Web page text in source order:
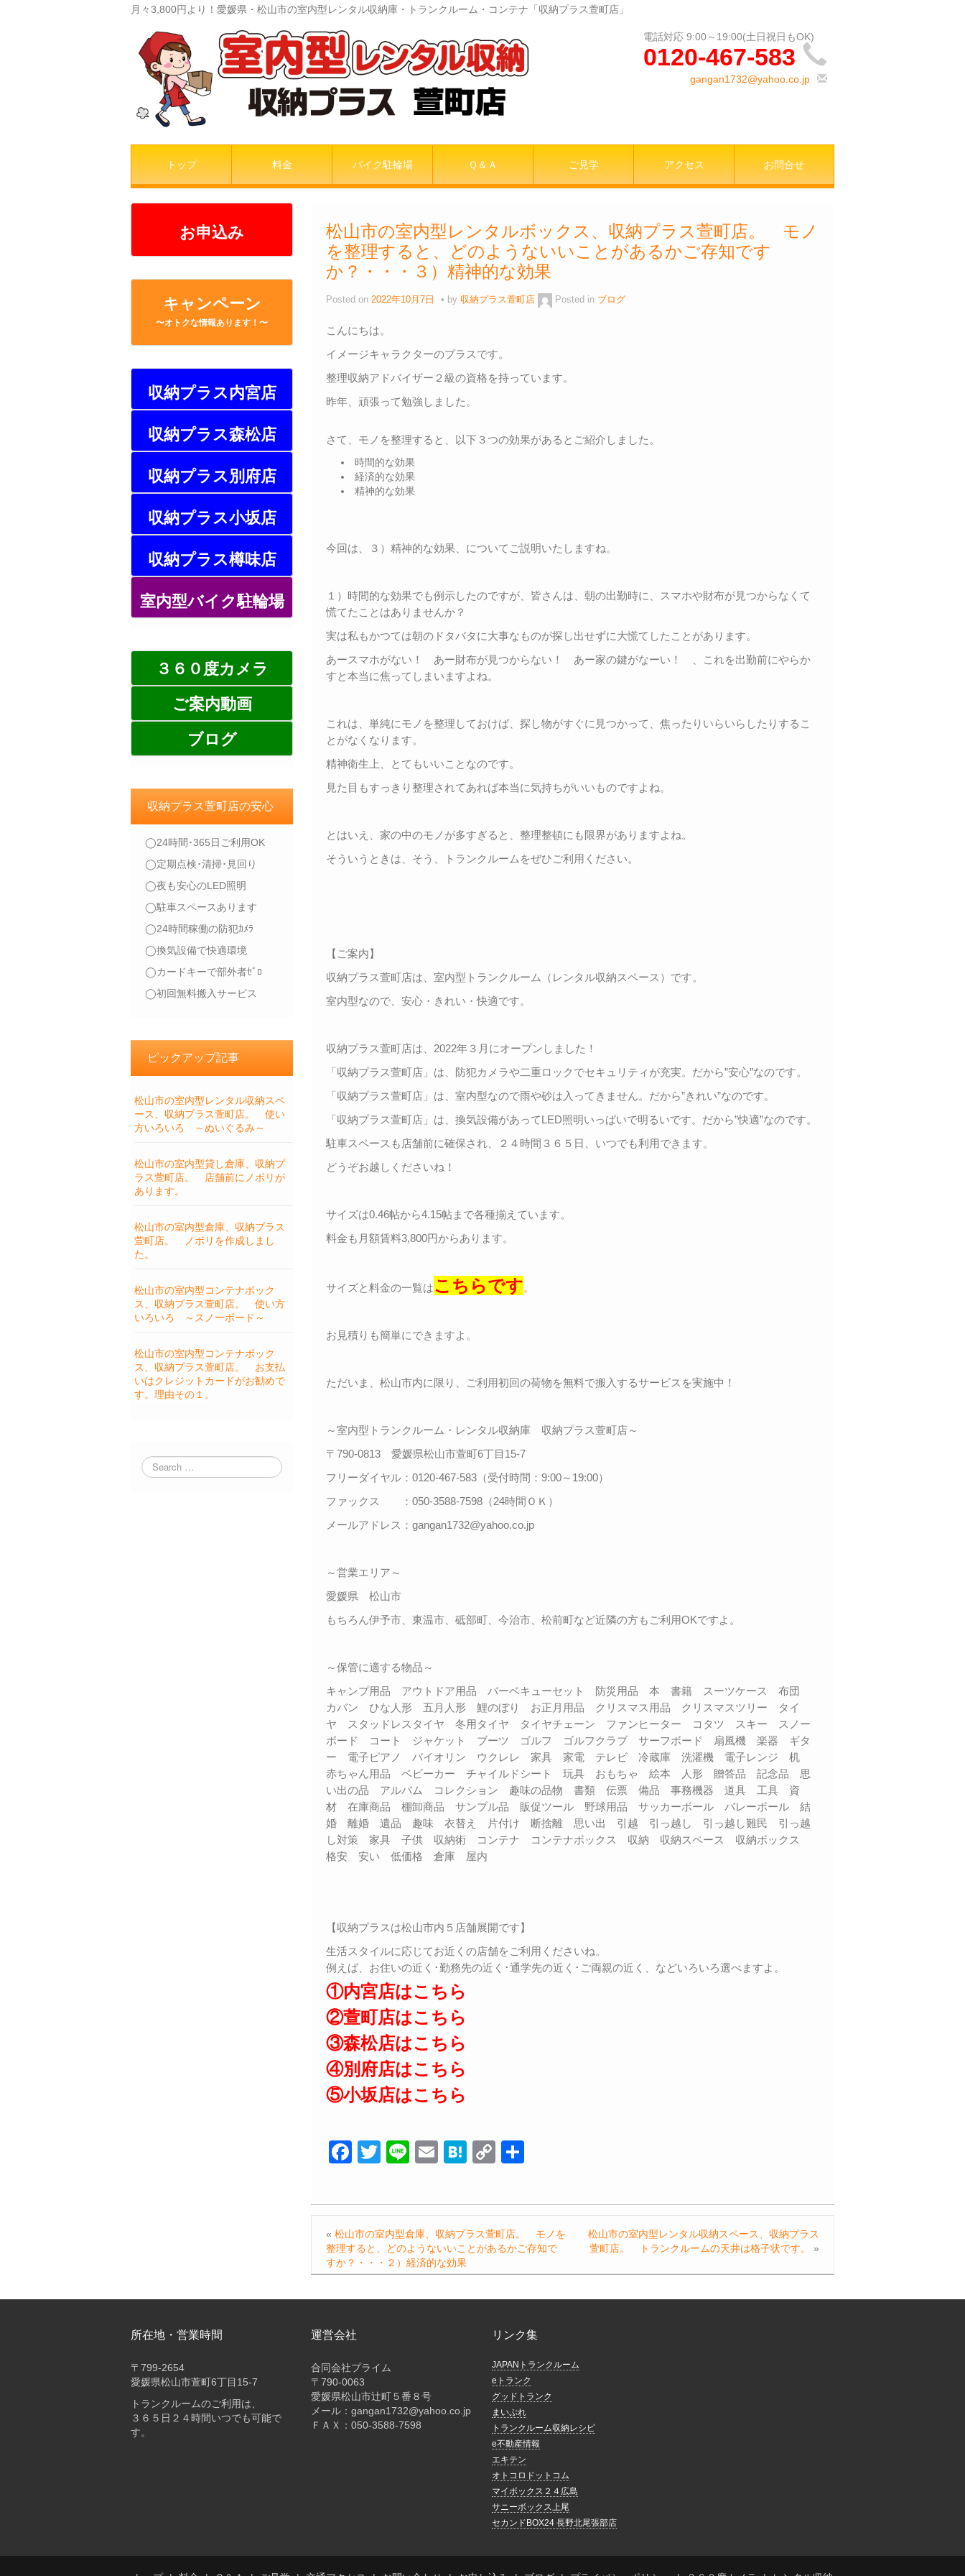
月々3,800円より！愛媛県・松山市の室内型レンタル収納庫・トランクルーム・コンテナ「収納プラス萱町店」
0120-467-583
gangan1732@yahoo.co.jp
トップ 料金 バイク駐輪場 Ｑ＆Ａ ご見学 アクセス お問合せ
お申込み
キャンペーン
〜オトクな情報あります！〜
収納プラス内宮店
収納プラス森松店
収納プラス別府店
収納プラス小坂店
収納プラス樽味店
室内型バイク駐輪場
３６０度カメラ
ご案内動画
ブログ
収納プラス萱町店の安心
◯24時間･365日ご利用OK
◯定期点検･清掃･見回り
◯夜も安心のLED照明
◯駐車スペースあります
◯24時間稼働の防犯ｶﾒﾗ
◯換気設備で快適環境
◯カードキーで部外者ｾﾞﾛ
◯初回無料搬入サービス
ピックアップ記事
松山市の室内型レンタル収納スペ
ース、収納プラス萱町店。 使い
方いろいろ ～ぬいぐるみ～
松山市の室内型貸し倉庫、収納プ
ラス萱町店。 店舗前にノボリが
あります。
松山市の室内型倉庫、収納プラス
萱町店。 ノボリを作成しまし
た。
松山市の室内型コンテナボック
ス、収納プラス萱町店。 使い方
いろいろ ～スノーボード～
松山市の室内型コンテナボック
ス、収納プラス萱町店。 お支払
いはクレジットカードがお勧めで
す。理由その１。
松山市の室内型レンタルボックス、収納プラス萱町店。 モノ
を整理すると、どのようないいことがあるかご存知です
か？・・・３）精神的な効果
Posted on2022年10月7日 by 収納プラス萱町店 Posted in ブログ
こんにちは。
イメージキャラクターのプラスです。
整理収納アドバイザー２級の資格を持っています。
昨年、頑張って勉強しました。
さて、モノを整理すると、以下３つの効果があるとご紹介しました。
時間的な効果
経済的な効果
精神的な効果
今回は、３）精神的な効果、についてご説明いたしますね。
１）時間的な効果でも例示したのですが、皆さんは、朝の出勤時に、スマホや財布が見つからなくて
慌てたことはありませんか？
実は私もかつては朝のドタバタに大事なものが探し出せずに大慌てしたことがあります。
あースマホがない！ あー財布が見つからない！ あー家の鍵がなーい！ 、これを出勤前にやらか
すと本当に焦ってしまいますよね。
これは、単純にモノを整理しておけば、探し物がすぐに見つかって、焦ったりいらいらしたりするこ
とがなくなります。
精神衛生上、とてもいいことなのです。
見た目もすっきり整理されてあれば本当に気持ちがいいものですよね。
とはいえ、家の中のモノが多すぎると、整理整頓にも限界がありますよね。
そういうときは、そう、トランクルームをぜひご利用ください。
【ご案内】
収納プラス萱町店は、室内型トランクルーム（レンタル収納スペース）です。
室内型なので、安心・きれい・快適です。
収納プラス萱町店は、2022年３月にオープンしました！
「収納プラス萱町店」は、防犯カメラや二重ロックでセキュリティが充実。だから”安心”なのです。
「収納プラス萱町店」は、室内型なので雨や砂は入ってきません。だから”きれい”なのです。
「収納プラス萱町店」は、換気設備があってLED照明いっぱいで明るいです。だから”快適”なのです。
駐車スペースも店舗前に確保され、２４時間３６５日、いつでも利用できます。
どうぞお越しくださいね！
サイズは0.46帖から4.15帖まで各種揃えています。
料金も月額賃料3,800円からあります。
サイズと料金の一覧はこちらです。
お見積りも簡単にできますよ。
ただいま、松山市内に限り、ご利用初回の荷物を無料で搬入するサービスを実施中！
～室内型トランクルーム・レンタル収納庫 収納プラス萱町店～
〒790-0813 愛媛県松山市萱町6丁目15-7
フリーダイヤル：0120-467-583（受付時間：9:00～19:00）
ファックス ：050-3588-7598（24時間ＯＫ）
メールアドレス：gangan1732@yahoo.co.jp
～営業エリア～
愛媛県 松山市
もちろん伊予市、東温市、砥部町、今治市、松前町など近隣の方もご利用OKですよ。
～保管に適する物品～
キャンプ用品 アウトドア用品 バーベキューセット 防災用品 本 書籍 スーツケース 布団
カバン ひな人形 五月人形 鯉のぼり お正月用品 クリスマス用品 クリスマスツリー タイ
ヤ スタッドレスタイヤ 冬用タイヤ タイヤチェーン ファンヒーター コタツ スキー スノー
ボード コート ジャケット ブーツ ゴルフ ゴルフクラブ サーフボード 扇風機 楽器 ギタ
ー 電子ピアノ バイオリン ウクレレ 家具 家電 テレビ 冷蔵庫 洗濯機 電子レンジ 机
赤ちゃん用品 ベビーカー チャイルドシート 玩具 おもちゃ 絵本 人形 贈答品 記念品 思
い出の品 アルバム コレクション 趣味の品物 書類 伝票 備品 事務機器 道具 工具 資
材 在庫商品 棚卸商品 サンプル品 販促ツール 野球用品 サッカーボール バレーボール 結
婚 離婚 遺品 趣味 衣替え 片付け 断捨離 思い出 引越 引っ越し 引っ越し難民 引っ越
し対策 家具 子供 収納術 コンテナ コンテナボックス 収納 収納スペース 収納ボックス
格安 安い 低価格 倉庫 屋内
【収納プラスは松山市内５店舗展開です】
生活スタイルに応じてお近くの店舗をご利用くださいね。
例えば、お住いの近く･勤務先の近く･通学先の近く･ご両親の近く、などいろいろ選べますよ。
①内宮店はこちら
②萱町店はこちら
③森松店はこちら
④別府店はこちら
⑤小坂店はこちら
F
c
b
o
T
tt
Li
e
E
ail
H
e
a
C
p
Li
«松山市の室内型倉庫、収納プラス萱町店。 モノを
整理すると、どのようないいことがあるかご存知で
すか？・・・２）経済的な効果
松山市の室内型レンタル収納スペース、収納プラス
萱町店。 トランクルームの天井は格子状です。
»
所在地・営業時間
〒 799-2654
愛媛県松山市萱町6丁目15-7
トランクルームのご利用は、
３６５日２４時間いつでも可能で
す。
運営会社
合同会社プライム
〒790-0063
愛媛県松山市辻町５番８号
メール：gangan1732@yahoo.co.jp
ＦＡＸ：050-3588-7598
リンク集
JAPANトランクルーム
eトランク
グッドトランク
まいぷれ
トランクルーム収納レシピ
e不動産情報
エキテン
オトコロドットコム
マイボックス２４広島
サニーボックス上尾
セカンドBOX24 長野北尾張部店